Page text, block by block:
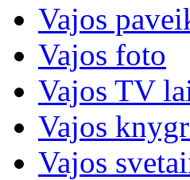
Vajos
Vajos foto
Vajos TV
Vajos
Vajos